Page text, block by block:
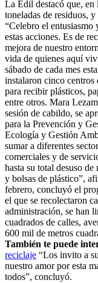
La Edil destacó que, en
toneladas de residuos, y
“Celebro el entusiasmo
estas acciones. Es de
mejora de nuestro
vida de quienes aquí
sábado de cada mes
instalaron cinco centros
para recibir plásticos,
entre otros. Mara
sesión de cabildo, se
para la Prevención y
Ecología y Gestión
sumar a diferentes
comerciales y de
hasta su total desuso
y bolsas de plástico”,
febrero, concluyó el
el que se recolectaron
administración, se han
cuadrados de calles,
600 mil de metros
También te puede
reciclaje “Los invito a
nuestro amor por esta
todos”, concluyó.